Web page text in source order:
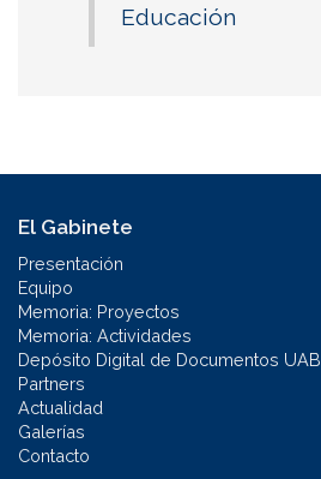
Educación
El Gabinete
Presentación
Equipo
Memoria: Proyectos
Memoria: Actividades
Depósito Digital de Documentos UAB
Partners
Actualidad
Galerías
Contacto